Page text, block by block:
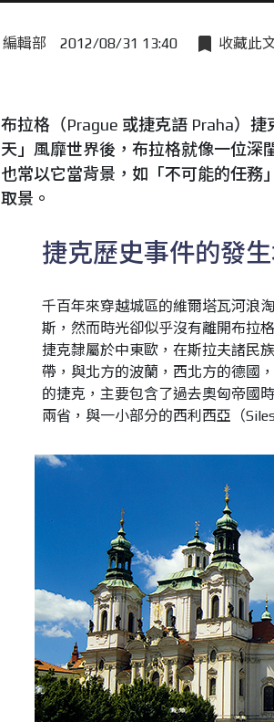
編輯部 2012/08/31 13:40 收藏此
布拉格（Prague 或捷克語 Praha）
天」風靡世界後，布拉格就像一位深
也常以它當背景，如「不可能的任
取景。
捷克歷史事件的發
千百年來穿越城區的維爾塔瓦河浪
斯，然而時光卻似乎沒有離開布拉
捷克隸屬於中東歐，在斯拉夫諸民
帶，與北方的波蘭，西北方的德國
的捷克，主要包含了過去奧匈帝國
兩省，與一小部分的西利西亞（